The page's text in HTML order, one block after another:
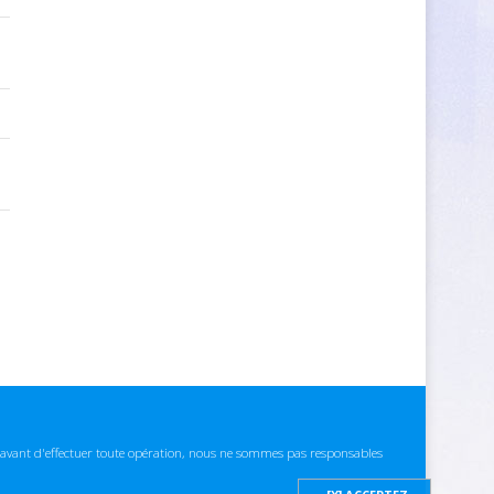
d'effectuer toute opération, nous ne sommes pas responsables